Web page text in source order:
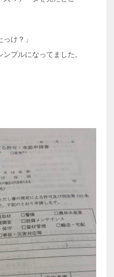
け？」
プルになってました。